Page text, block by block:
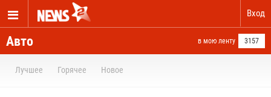
Вход
Авто в мою ленту 3157
Лучшее Горячее Новое